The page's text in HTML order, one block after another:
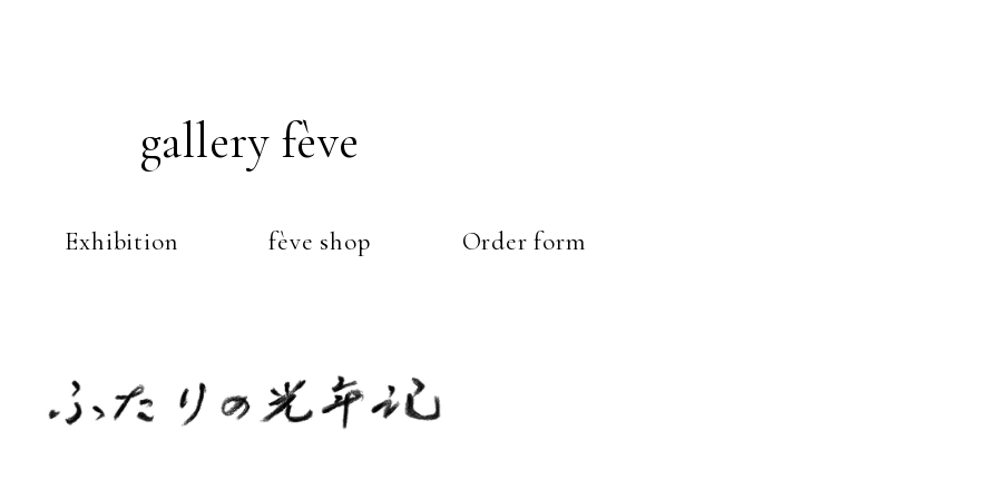
gallery fève
Exhibition fève shop Order form